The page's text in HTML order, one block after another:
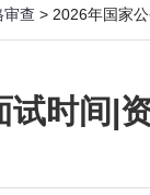
审查 > 2026年国家
时间|